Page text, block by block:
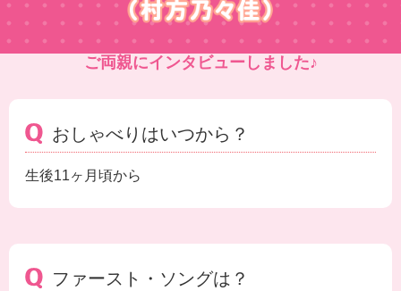
ご両親にインタビューしました♪
おしゃべりはいつから？
生後11ヶ月頃から
ファースト・ソングは？